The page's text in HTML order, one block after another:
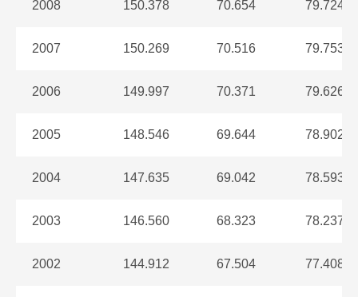
2008 150.378 70.654 79.724
2007 150.269 70.516 79.753
2006 149.997 70.371 79.626
2005 148.546 69.644 78.902
2004 147.635 69.042 78.593
2003 146.560 68.323 78.237
2002 144.912 67.504 77.408